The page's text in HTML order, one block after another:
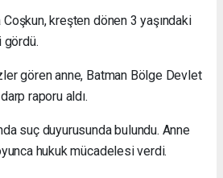
Coşkun, kreşten dönen 3 yaşındaki
gördü.
gören anne, Batman Bölge Devlet
raporu aldı.
suç duyurusunda bulundu. Anne
hukuk mücadelesi verdi.